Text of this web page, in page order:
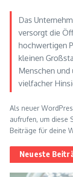
Das
versorgt die
hochwertigen
kleinen
Menschen
vielfacher
Als neuer
aufrufen, um diese
Beiträge für deine
Neueste